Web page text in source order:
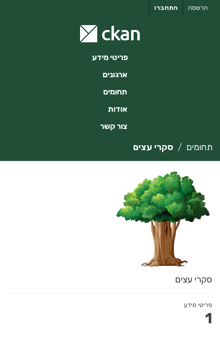
התחברו הרשמה
פריטי מידע
ארגונים
תחומים
אודות
צור קשר
תחומים סקרי עצים
סקרי עצים
פריטי מידע
1